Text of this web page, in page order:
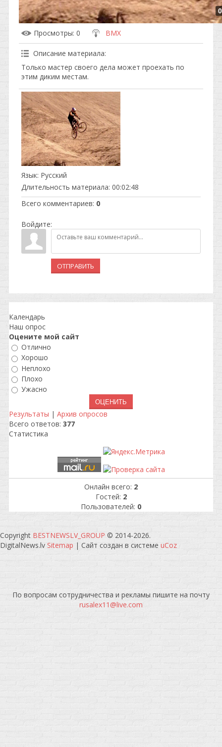
Просмотры: 0 BMX
Описание материала:
Только мастер своего дела может проехать по
этим диким местам.
Язык: Русский
Длительность материала: 00:02:48
Всего комментариев: 0
Войдите:
ОТПРАВИТЬ
Календарь
Наш опрос
Оцените мой сайт
Отлично
Хорошо
Неплохо
Плохо
Ужасно
Результаты | Архив опросов
Всего ответов: 377
Статистика
Онлайн всего: 2
Гостей: 2
Пользователей: 0
Copyright BESTNEWSLV_GROUP © 2014-2026.
DigitalNews.lv Sitemap | Сайт создан в системе uCoz
По вопросам сотрудничества и рекламы пишите на почту
rusalex11@live.com